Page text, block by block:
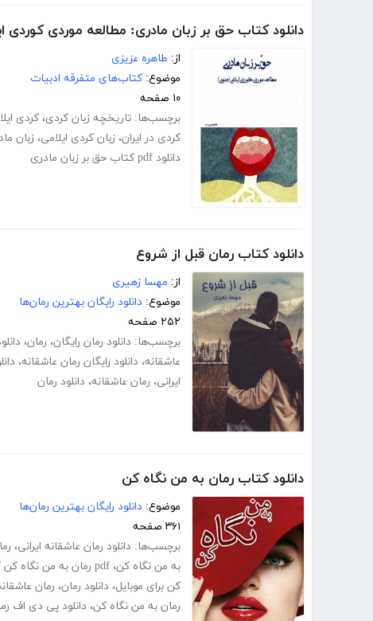
دانلود کتاب حق بر زبان مادری: مطالعه موردی کوردی
از: طاهره عزیزی
موضوع: کتاب‌های متفرقه ادبیات
۱۰ صفحه
برچسب‌ها: تاریخچه زبان کردی، کردی
کردی در ایران، زبان کردی ایلامی، زبان
دانلود pdf کتاب حق بر زبان مادری
دانلود کتاب رمان قبل از شروع
از: مهسا زهیری
موضوع: دانلود رایگان بهترین رمان‌ها
۲۵۲ صفحه
برچسب‌ها: دانلود رمان رایگان، رمان،
عاشقانه، دانلود رایگان رمان عاشقانه،
ایرانی، رمان عاشقانه، دانلود رمان
دانلود کتاب رمان به من نگاه کن
موضوع: دانلود رایگان بهترین رمان‌ها
۳۶۱ صفحه
برچسب‌ها: دانلود رمان عاشقانه ایرانی،
به من نگاه کن، pdf رمان به من نگاه کن کامل
کن برای موبایل، دانلود رمان، رمان
رمان به من نگاه کن، دانلود پی دی اف